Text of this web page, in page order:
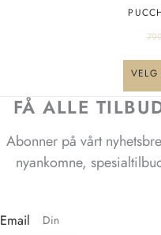
VELG
FÅ ALLE
Abonner på vårt
nyankomne,
Email